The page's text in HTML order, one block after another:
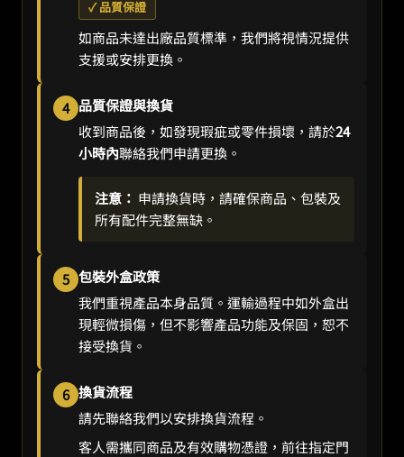
✓ 品質保證
如商品未達出廠品質標準，我們將視情況提供
支援或安排更換。
4 品質保證與換貨
收到商品後，如發現瑕疵或零件損壞，請於24
小時內聯絡我們申請更換。
注意： 申請換貨時，請確保商品、包裝及
所有配件完整無缺。
5 包裝外盒政策
我們重視產品本身品質。運輸過程中如外盒出
現輕微損傷，但不影響產品功能及保固，恕不
接受換貨。
6 換貨流程
請先聯絡我們以安排換貨流程。
客人需攜同商品及有效購物憑證，前往指定門